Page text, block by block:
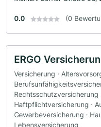
0.0 (0
ERGO
Versicherung ·
Rechtsschutzversicherung
Haftpflichtversicherung ·
Gewerbeversicherung ·
Lebensversicherung